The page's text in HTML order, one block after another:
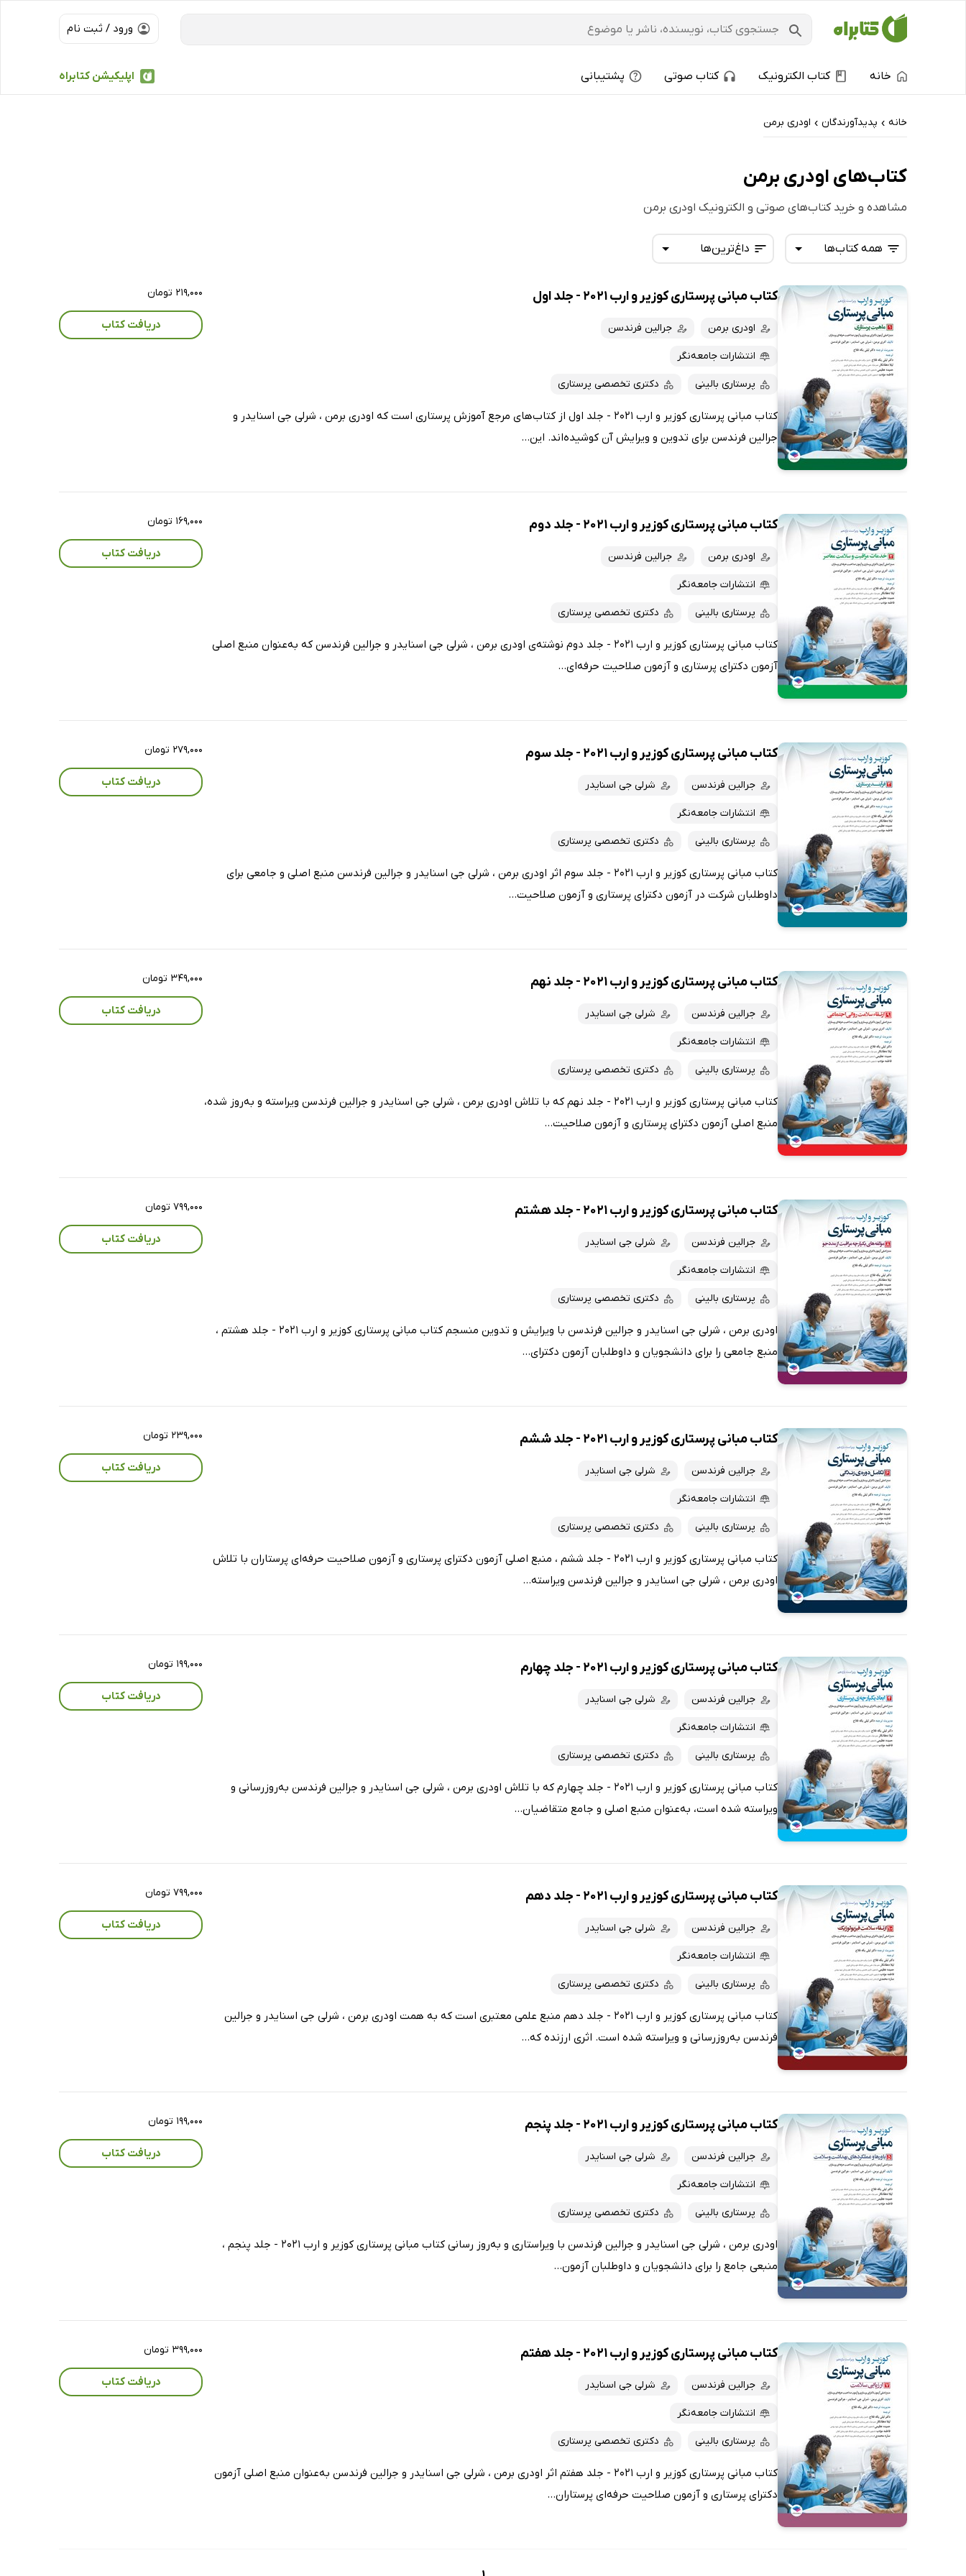
ورود / ثبت نام
اپلیکیشن کتابراه خانه کتاب الکترونیک کتاب صوتی پشتیبانی
خانه › پدیدآورندگان › اودری برمن
کتاب‌های اودری برمن
مشاهده و خرید کتاب‌های صوتی و الکترونیک اودری برمن
داغ‌ترین‌ها
تازه‌ها
داغ‌ترین‌ها
پرفروش‌ها
پربحث‌ها
همه کتاب‌ها
همه کتاب‌ها
کتاب‌های صوتی
کتاب‌های متنی
کتاب مبانی پرستاری کوزیر و ارب 2021 - جلد اول
اودری برمن جرالین فرندسن
انتشارات جامعه‌نگر
پرستاری بالینی دکتری تخصصی پرستاری
کتاب مبانی پرستاری کوزیر و ارب 2021 - جلد اول از کتاب‌های مرجع آموزش پرستاری است که اودری برمن ، شرلی جی اسنایدر و
جرالین فرندسن برای تدوین و ویرایش آن کوشیده‌اند. این...
۲۱۹,۰۰۰ تومان
دریافت کتاب
کتاب مبانی پرستاری کوزیر و ارب 2021 - جلد دوم
اودری برمن جرالین فرندسن
انتشارات جامعه‌نگر
پرستاری بالینی دکتری تخصصی پرستاری
کتاب مبانی پرستاری کوزیر و ارب 2021 - جلد دوم نوشته‌ی اودری برمن ، شرلی جی اسنایدر و جرالین فرندسن که به‌عنوان منبع اصلی
آزمون دکترای پرستاری و آزمون صلاحیت حرفه‌ای...
۱۶۹,۰۰۰ تومان
دریافت کتاب
کتاب مبانی پرستاری کوزیر و ارب 2021 - جلد سوم
جرالین فرندسن شرلی جی اسنایدر
انتشارات جامعه‌نگر
پرستاری بالینی دکتری تخصصی پرستاری
کتاب مبانی پرستاری کوزیر و ارب 2021 - جلد سوم اثر اودری برمن ، شرلی جی اسنایدر و جرالین فرندسن منبع اصلی و جامعی برای
داوطلبان شرکت در آزمون دکترای پرستاری و آزمون صلاحیت...
۲۷۹,۰۰۰ تومان
دریافت کتاب
کتاب مبانی پرستاری کوزیر و ارب 2021 - جلد نهم
جرالین فرندسن شرلی جی اسنایدر
انتشارات جامعه‌نگر
پرستاری بالینی دکتری تخصصی پرستاری
کتاب مبانی پرستاری کوزیر و ارب 2021 - جلد نهم که با تلاش اودری برمن ، شرلی جی اسنایدر و جرالین فرندسن ویراسته و به‌روز شده،
منبع اصلی آزمون دکترای پرستاری و آزمون صلاحیت...
۳۴۹,۰۰۰ تومان
دریافت کتاب
کتاب مبانی پرستاری کوزیر و ارب 2021 - جلد هشتم
جرالین فرندسن شرلی جی اسنایدر
انتشارات جامعه‌نگر
پرستاری بالینی دکتری تخصصی پرستاری
اودری برمن ، شرلی جی اسنایدر و جرالین فرندسن با ویرایش و تدوین منسجم کتاب مبانی پرستاری کوزیر و ارب 2021 - جلد هشتم ،
منبع جامعی را برای دانشجویان و داوطلبان آزمون دکترای...
۷۹۹,۰۰۰ تومان
دریافت کتاب
کتاب مبانی پرستاری کوزیر و ارب 2021 - جلد ششم
جرالین فرندسن شرلی جی اسنایدر
انتشارات جامعه‌نگر
پرستاری بالینی دکتری تخصصی پرستاری
کتاب مبانی پرستاری کوزیر و ارب 2021 - جلد ششم ، منبع اصلی آزمون دکترای پرستاری و آزمون صلاحیت حرفه‌ای پرستاران با تلاش
اودری برمن ، شرلی جی اسنایدر و جرالین فرندسن ویراسته...
۲۳۹,۰۰۰ تومان
دریافت کتاب
کتاب مبانی پرستاری کوزیر و ارب 2021 - جلد چهارم
جرالین فرندسن شرلی جی اسنایدر
انتشارات جامعه‌نگر
پرستاری بالینی دکتری تخصصی پرستاری
کتاب مبانی پرستاری کوزیر و ارب 2021 - جلد چهارم که با تلاش اودری برمن ، شرلی جی اسنایدر و جرالین فرندسن به‌روزرسانی و
ویراسته شده است، به‌عنوان منبع اصلی و جامع متقاضیان...
۱۹۹,۰۰۰ تومان
دریافت کتاب
کتاب مبانی پرستاری کوزیر و ارب 2021 - جلد دهم
جرالین فرندسن شرلی جی اسنایدر
انتشارات جامعه‌نگر
پرستاری بالینی دکتری تخصصی پرستاری
کتاب مبانی پرستاری کوزیر و ارب 2021 - جلد دهم منبع علمی معتبری است که به همت اودری برمن ، شرلی جی اسنایدر و جرالین
فرندسن به‌روزرسانی و ویراسته شده است. اثری ارزنده که...
۷۹۹,۰۰۰ تومان
دریافت کتاب
کتاب مبانی پرستاری کوزیر و ارب 2021 - جلد پنجم
جرالین فرندسن شرلی جی اسنایدر
انتشارات جامعه‌نگر
پرستاری بالینی دکتری تخصصی پرستاری
اودری برمن ، شرلی جی اسنایدر و جرالین فرندسن با ویراستاری و به‌روز رسانی کتاب مبانی پرستاری کوزیر و ارب 2021 - جلد پنجم ،
منبعی جامع را برای دانشجویان و داوطلبان آزمون...
۱۹۹,۰۰۰ تومان
دریافت کتاب
کتاب مبانی پرستاری کوزیر و ارب 2021 - جلد هفتم
جرالین فرندسن شرلی جی اسنایدر
انتشارات جامعه‌نگر
پرستاری بالینی دکتری تخصصی پرستاری
کتاب مبانی پرستاری کوزیر و ارب 2021 - جلد هفتم اثر اودری برمن ، شرلی جی اسنایدر و جرالین فرندسن به‌عنوان منبع اصلی آزمون
دکترای پرستاری و آزمون صلاحیت حرفه‌ای پرستاران...
۳۹۹,۰۰۰ تومان
دریافت کتاب